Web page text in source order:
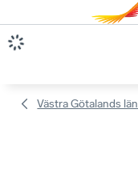
Västra Götalands län